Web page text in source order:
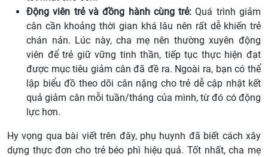
Động viên trẻ và đồng hành cùng trẻ: Quá trình giảm
cân cần khoảng thời gian khá lâu nên rất dễ khiến trẻ
chán nản. Lúc này, cha mẹ nên thường xuyên động
viên để trẻ giữ vững tinh thần, tiếp tục thực hiện đạt
được mục tiêu giảm cân đã đề ra. Ngoài ra, bạn có thể
lập biểu đồ theo dõi cân nặng cho trẻ dễ cập nhật kết
quả giảm cân mỗi tuần/tháng của mình, từ đó có động
lực hơn.
Hy vọng qua bài viết trên đây, phụ huynh đã biết cách xây
dựng thực đơn cho trẻ béo phì hiệu quả. Tốt nhất, cha mẹ